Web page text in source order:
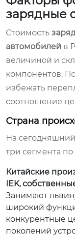
зарядные
Стоимость
автомобилей в
величиной и
компонентов.
избежать
соотношение
Страна
На
три сегмента
Китайские
IEK,
Занимают
широкий
конкурентные
поколений